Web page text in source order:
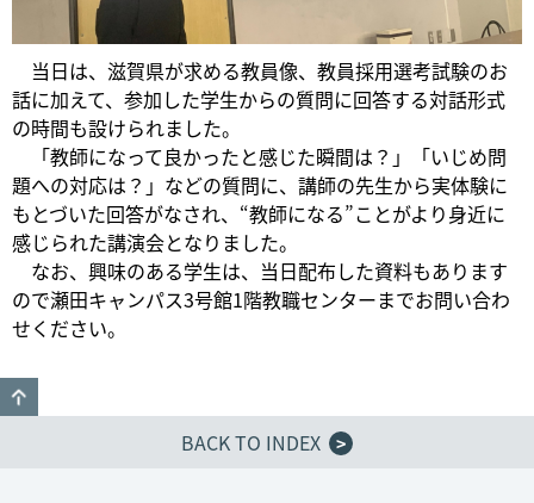
当日は、滋賀県が求める教員像、教員採用選考試験のお
話に加えて、参加した学生からの質問に回答する対話形式
の時間も設けられました。
「教師になって良かったと感じた瞬間は？」「いじめ問
題への対応は？」などの質問に、講師の先生から実体験に
もとづいた回答がなされ、“教師になる”ことがより身近に
感じられた講演会となりました。
なお、興味のある学生は、当日配布した資料もあります
ので瀬田キャンパス3号館1階教職センターまでお問い合わ
せください。
BACK TO INDEX
>